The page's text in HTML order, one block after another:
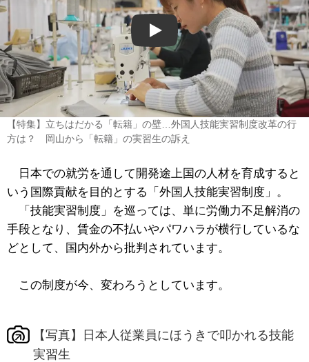
Play
【特集】立ちはだかる「転籍」の壁…外国人技能実習制度改革の行
方は？ 岡山から「転籍」の実習生の訴え
日本での就労を通して開発途上国の人材を育成すると
いう国際貢献を目的とする「外国人技能実習制度」。
「技能実習制度」を巡っては、単に労働力不足解消の
手段となり、賃金の不払いやパワハラが横行しているな
どとして、国内外から批判されています。
この制度が今、変わろうとしています。
【写真】日本人従業員にほうきで叩かれる技能
実習生